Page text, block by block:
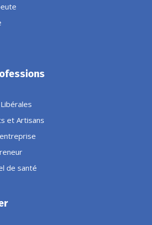
et Artisans
de santé